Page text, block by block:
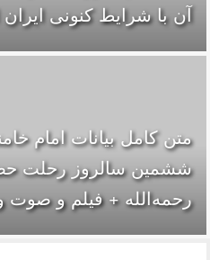
آن با شرایط کنونی
متن کامل بیانات امام
ششمین سالروز رحلت
رحمه‌الله + فیلم و صوت